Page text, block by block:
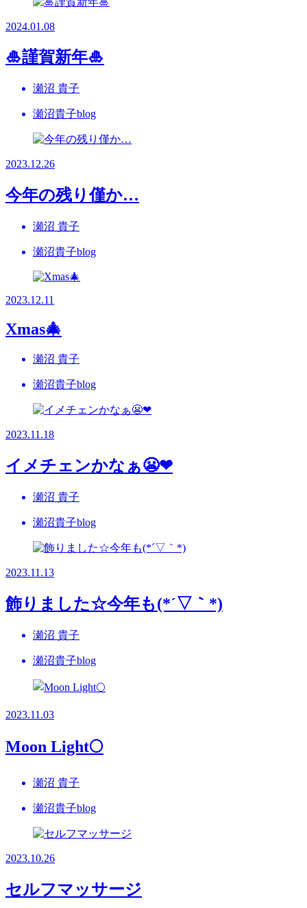
2024.01.08
🎍謹賀新年🎍
瀬沼 貴子
瀬沼貴子blog
2023.12.26
今年の残り僅か…
瀬沼 貴子
瀬沼貴子blog
2023.12.11
Xmas🎄
瀬沼 貴子
瀬沼貴子blog
2023.11.18
イメチェンかなぁ😬❤
瀬沼 貴子
瀬沼貴子blog
2023.11.13
飾りました☆今年も(*´▽｀*)
瀬沼 貴子
瀬沼貴子blog
2023.11.03
Moon Light🌕
瀬沼 貴子
瀬沼貴子blog
2023.10.26
セルフマッサージ